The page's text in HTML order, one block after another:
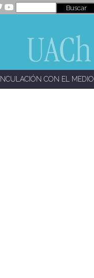
CON EL MEDIO